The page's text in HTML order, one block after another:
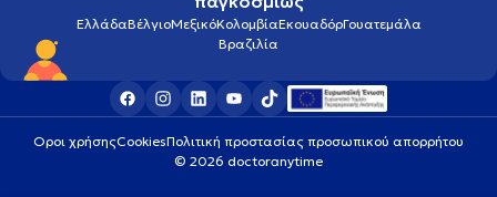
ΕλλάδαΒέλγιοΜεξικόΚολομβίαΕκουαδόρΓουατεμάλα
Βραζιλία
Οροι χρήσηςCookiesΠολιτική προστασίας προσωπικού απορρήτου
© 2026 doctoranytime